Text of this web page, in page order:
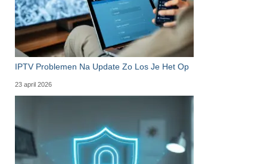
IPTV Problemen Na Update Zo Los Je Het Op
23 april 2026